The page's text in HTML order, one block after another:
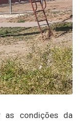
as condições da